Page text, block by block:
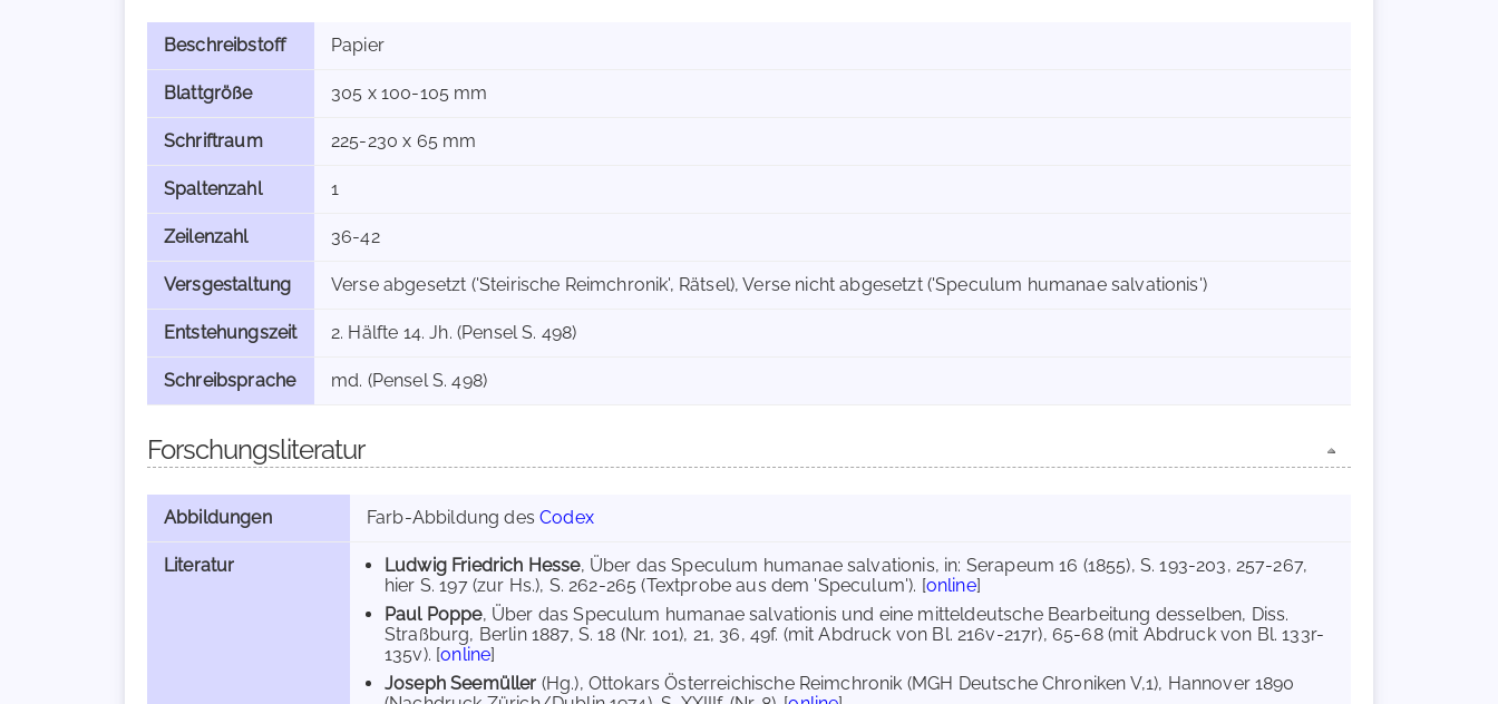
Beschreibstoff Papier
Blattgröße 305 x 100-105 mm
Schriftraum 225-230 x 65 mm
Spaltenzahl 1
Zeilenzahl 36-42
Versgestaltung Verse abgesetzt ('Steirische Reimchronik', Rätsel), Verse nicht abgesetzt ('Speculum humanae salvationis')
Entstehungszeit 2. Hälfte 14. Jh. (Pensel S. 498)
Schreibsprache md. (Pensel S. 498)
Forschungsliteratur
Abbildungen Farb-Abbildung desCodex
Literatur Ludwig Friedrich Hesse, Über das Speculum humanae salvationis, in: Serapeum 16 (1855), S. 193-203, 257-267,
hier S. 197 (zur Hs.), S. 262-265 (Textprobe aus dem 'Speculum'). [online]
Paul Poppe, Über das Speculum humanae salvationis und eine mitteldeutsche Bearbeitung desselben, Diss.
Straßburg, Berlin 1887, S. 18 (Nr. 101), 21, 36, 49f. (mit Abdruck von Bl. 216v-217r), 65-68 (mit Abdruck von Bl. 133r-
135v). [online]
Joseph Seemüller (Hg.), Ottokars Österreichische Reimchronik (MGH Deutsche Chroniken V,1), Hannover 1890